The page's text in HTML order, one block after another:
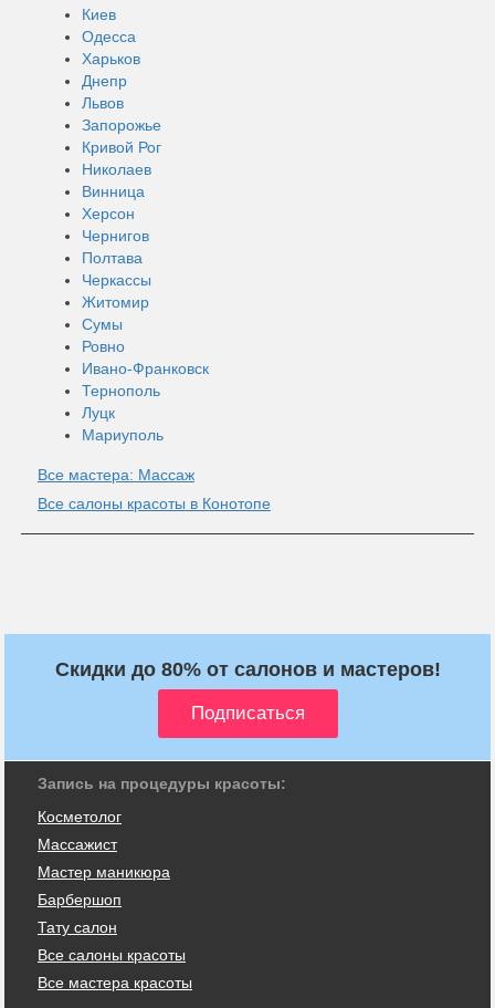
Киев
Одесса
Харьков
Днепр
Львов
Запорожье
Кривой Рог
Николаев
Винница
Херсон
Чернигов
Полтава
Черкассы
Житомир
Сумы
Ровно
Ивано-Франковск
Тернополь
Луцк
Мариуполь
Все мастера: Массаж
Все салоны красоты в Конотопе
Скидки до 80% от салонов и мастеров!
Запись на процедуры красоты:
Косметолог
Массажист
Мастер маникюра
Барбершоп
Тату салон
Все салоны красоты
Все мастера красоты